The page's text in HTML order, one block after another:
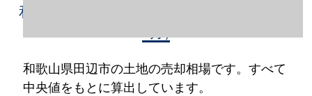
和歌山県田辺市の土地売却情報（2023年1～
和歌山県田辺市の土地の売却相場です。すべて
中央値をもとに算出しています。